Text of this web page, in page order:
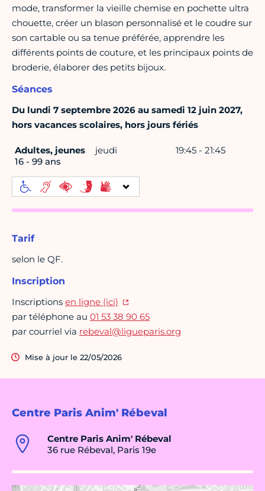
Centre Paris Anim' Rébeval
Centre Paris Anim' Rébeval
36 rue Rébeval, Paris 19e
mode, transformer la vieille chemise en pochette ultra
chouette, créer un blason personnalisé et le coudre sur
son cartable ou sa tenue préférée, apprendre les
différents points de couture, et les principaux points de
broderie, élaborer des petits bijoux.
Séances
Du lundi 7 septembre 2026 au samedi 12 juin 2027,
hors vacances scolaires, hors jours fériés
Adultes, jeunes
16 - 99 ans
jeudi 19:45 - 21:45
Tarif
selon le QF.
Inscription
Inscriptions en ligne (ici)
par téléphone au 01 53 38 90 65
par courriel via rebeval@ligueparis.org
Mise à jour le 22/05/2026